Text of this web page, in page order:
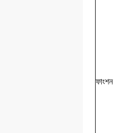
ফাংশন